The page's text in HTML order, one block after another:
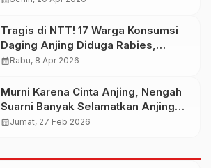
Tragis di NTT! 17 Warga Konsumsi
Daging Anjing Diduga Rabies,
Otoritas Kesehatan Bergerak Cepat
calendar_monthRabu, 8 Apr 2026
Murni Karena Cinta Anjing, Nengah
Suarni Banyak Selamatkan Anjing
Terlantar
calendar_monthJumat, 27 Feb 2026